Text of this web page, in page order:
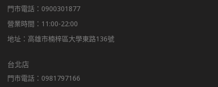
門市電話：0900301877
營業時間：11:00-22:00
地址：高雄市楠梓區大學東路136號
台北店
門市電話：0981797166